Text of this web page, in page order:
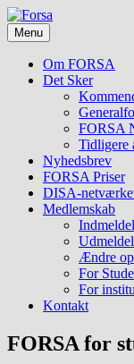
Skip
to
content
Forsa
i
socialt
arbejde
Menu
Om FORSA
Det Sker
FORSA
Tidligere
Nyhedsbrev
FORSA Priser
DISA-
Medlemskab
Ændre
For
For
Kontakt
FORSA for